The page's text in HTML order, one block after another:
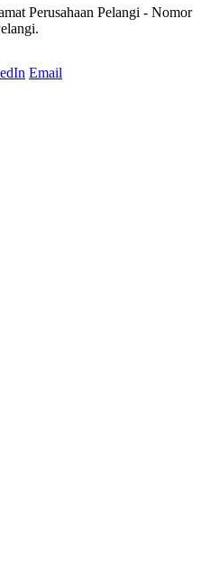
Perusahaan Pelangi - Nomor
Email